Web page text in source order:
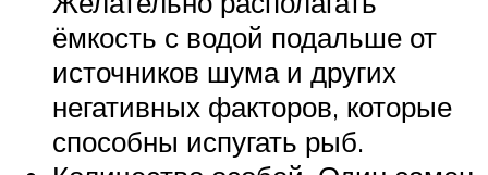
ёмкость с водой подальше от
источников шума и других
негативных факторов, которые
способны испугать рыб.